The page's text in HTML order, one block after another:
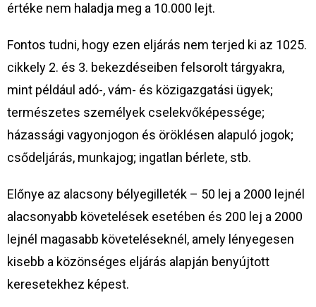
értéke nem haladja meg a 10.000 lejt.
Fontos tudni, hogy ezen eljárás nem terjed ki az 1025.
cikkely 2. és 3. bekezdéseiben felsorolt tárgyakra,
mint például adó-, vám- és közigazgatási ügyek;
természetes személyek cselekvőképessége;
házassági vagyonjogon és öröklésen alapuló jogok;
csődeljárás, munkajog; ingatlan bérlete, stb.
Előnye az alacsony bélyegilleték – 50 lej a 2000 lejnél
alacsonyabb követelések esetében és 200 lej a 2000
lejnél magasabb követeléseknél, amely lényegesen
kisebb a közönséges eljárás alapján benyújtott
keresetekhez képest.